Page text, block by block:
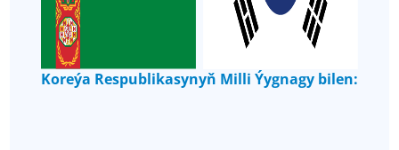
Koreýa Respublikasynyň Milli Ýygnagy bilen: